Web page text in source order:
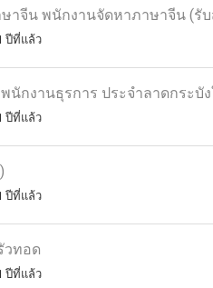
าจีน พนักงานจัดหาภาษาจีน (รั
ปีที่แล้ว
นักงานธุรการ ประจําลาดกระบัง
ปีที่แล้ว
ปีที่แล้ว
วทอด
ปีที่แล้ว